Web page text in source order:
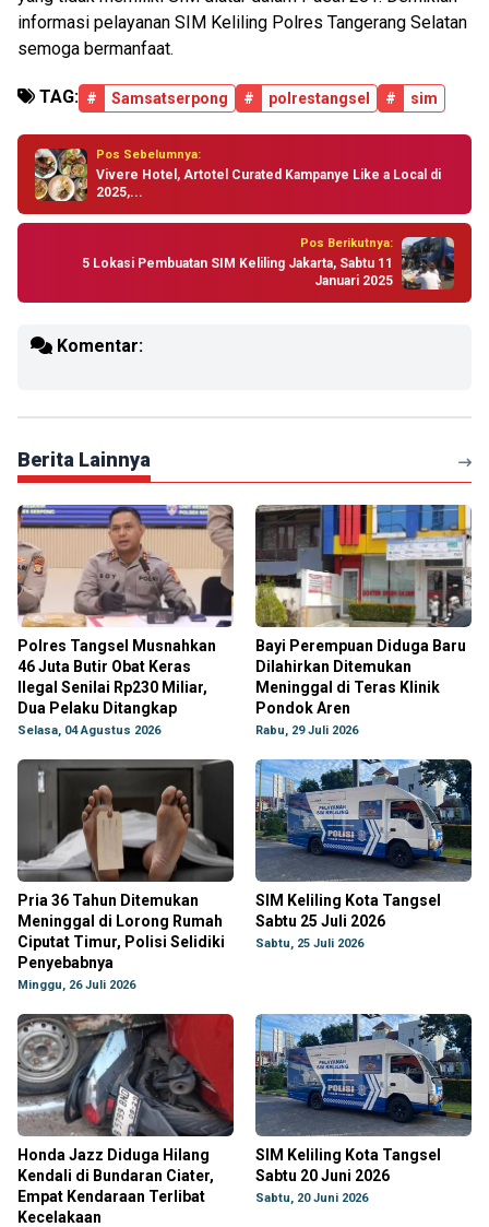
informasi pelayanan SIM Keliling Polres Tangerang Selatan
semoga bermanfaat.
TAG: # Samsatserpong # polrestangsel # sim
Pos Sebelumnya:
Vivere Hotel, Artotel Curated Kampanye Like a Local di
2025,...
Pos Berikutnya:
5 Lokasi Pembuatan SIM Keliling Jakarta, Sabtu 11
Januari 2025
Komentar:
Berita Lainnya
Polres Tangsel Musnahkan
46 Juta Butir Obat Keras
Ilegal Senilai Rp230 Miliar,
Dua Pelaku Ditangkap
Selasa, 04 Agustus 2026
Bayi Perempuan Diduga Baru
Dilahirkan Ditemukan
Meninggal di Teras Klinik
Pondok Aren
Rabu, 29 Juli 2026
Pria 36 Tahun Ditemukan
Meninggal di Lorong Rumah
Ciputat Timur, Polisi Selidiki
Penyebabnya
Minggu, 26 Juli 2026
SIM Keliling Kota Tangsel
Sabtu 25 Juli 2026
Sabtu, 25 Juli 2026
Honda Jazz Diduga Hilang
Kendali di Bundaran Ciater,
Empat Kendaraan Terlibat
Kecelakaan
SIM Keliling Kota Tangsel
Sabtu 20 Juni 2026
Sabtu, 20 Juni 2026